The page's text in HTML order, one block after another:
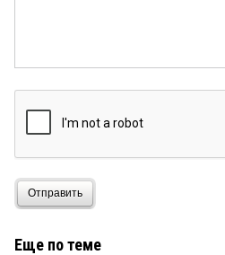
Отправить
Еще по теме